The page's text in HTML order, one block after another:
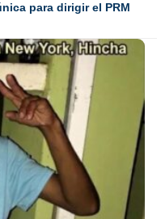
para dirigir el PRM